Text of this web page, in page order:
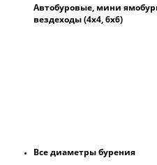
Автобуровые, мини
вездеходы (4х4, 6х6)
Все диаметры бурения